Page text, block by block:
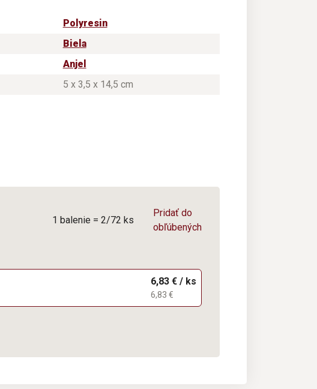
Polyresin
Biela
Anjel
5 x 3,5 x 14,5 cm
1 balenie = 2/72 ks
Pridať do
obľúbených
6,83 € / ks
6,83 €